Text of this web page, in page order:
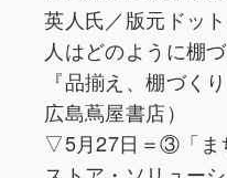
英人氏／版元ドッ
人はどのように棚
『品揃え、棚づく
広島蔦屋書店）
▽5月27日＝③「ま